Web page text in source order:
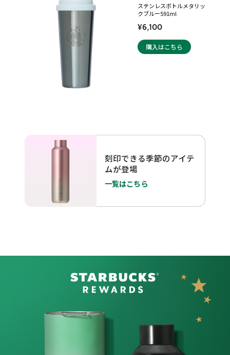
ステンレスボトルメタリッ
クブルー591ml
¥6,100
購入はこちら
刻印できる季節のアイテ
ムが登場
一覧はこちら